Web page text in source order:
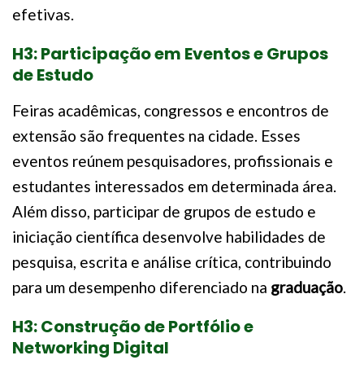
efetivas.
H3: Participação em Eventos e Grupos
de Estudo
Feiras acadêmicas, congressos e encontros de
extensão são frequentes na cidade. Esses
eventos reúnem pesquisadores, profissionais e
estudantes interessados em determinada área.
Além disso, participar de grupos de estudo e
iniciação científica desenvolve habilidades de
pesquisa, escrita e análise crítica, contribuindo
para um desempenho diferenciado na graduação.
H3: Construção de Portfólio e
Networking Digital